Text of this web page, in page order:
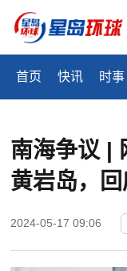
首页 快讯 时事
南海争议 |
黄岩岛，
2024-05-17 09:06